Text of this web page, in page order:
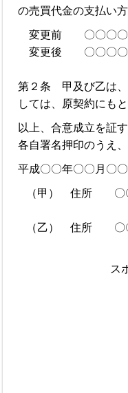
の売買代金の支払い
変更前 〇〇〇〇
変更後 〇〇〇〇
第２条 甲及び乙は、
しては、原契約にも
以上、合意成立を証
各自署名押印のうえ
平成〇〇年〇〇月〇〇
（甲） 住所 〇〇
（乙） 住所 〇〇
ス